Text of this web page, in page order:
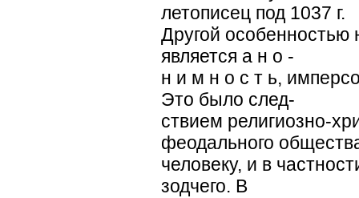
летописец под 1037 г.
Другой
является а н о -
н и м н о с т ь,
Это было след-
ствием религиозно-
феодального
человеку, и в
зодчего. В